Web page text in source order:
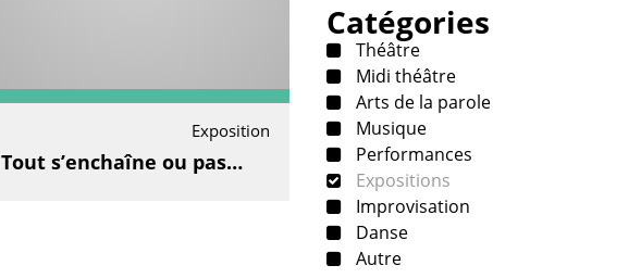
Exposition
Tout s’enchaîne ou pas…
Catégories
Théâtre
Midi théâtre
Arts de la parole
Musique
Performances
Expositions
Improvisation
Danse
Autre